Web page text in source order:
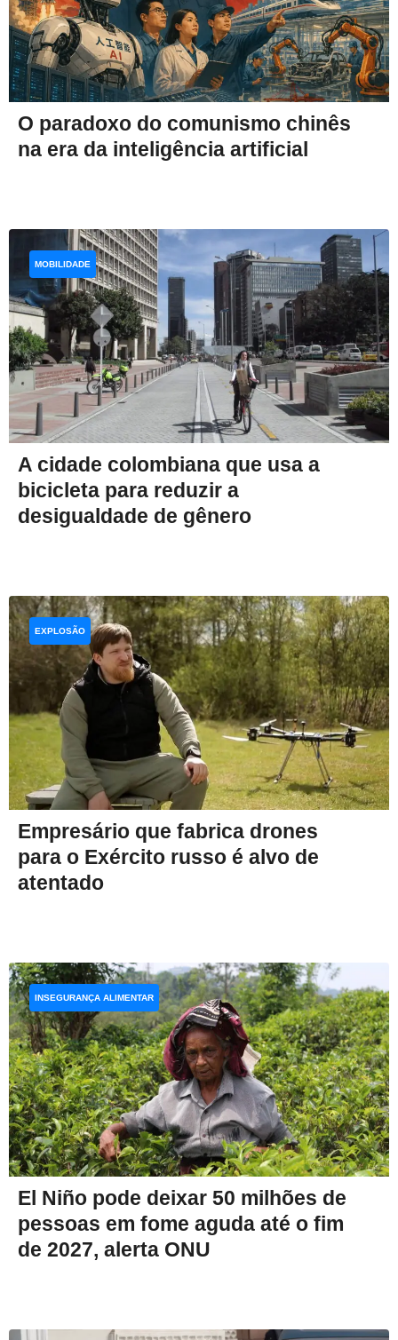
O paradoxo do comunismo chinês
na era da inteligência artificial
A cidade colombiana que usa a
bicicleta para reduzir a
desigualdade de gênero
MOBILIDADE
Empresário que fabrica drones
para o Exército russo é alvo de
atentado
EXPLOSÃO
El Niño pode deixar 50 milhões de
pessoas em fome aguda até o fim
de 2027, alerta ONU
INSEGURANÇA ALIMENTAR